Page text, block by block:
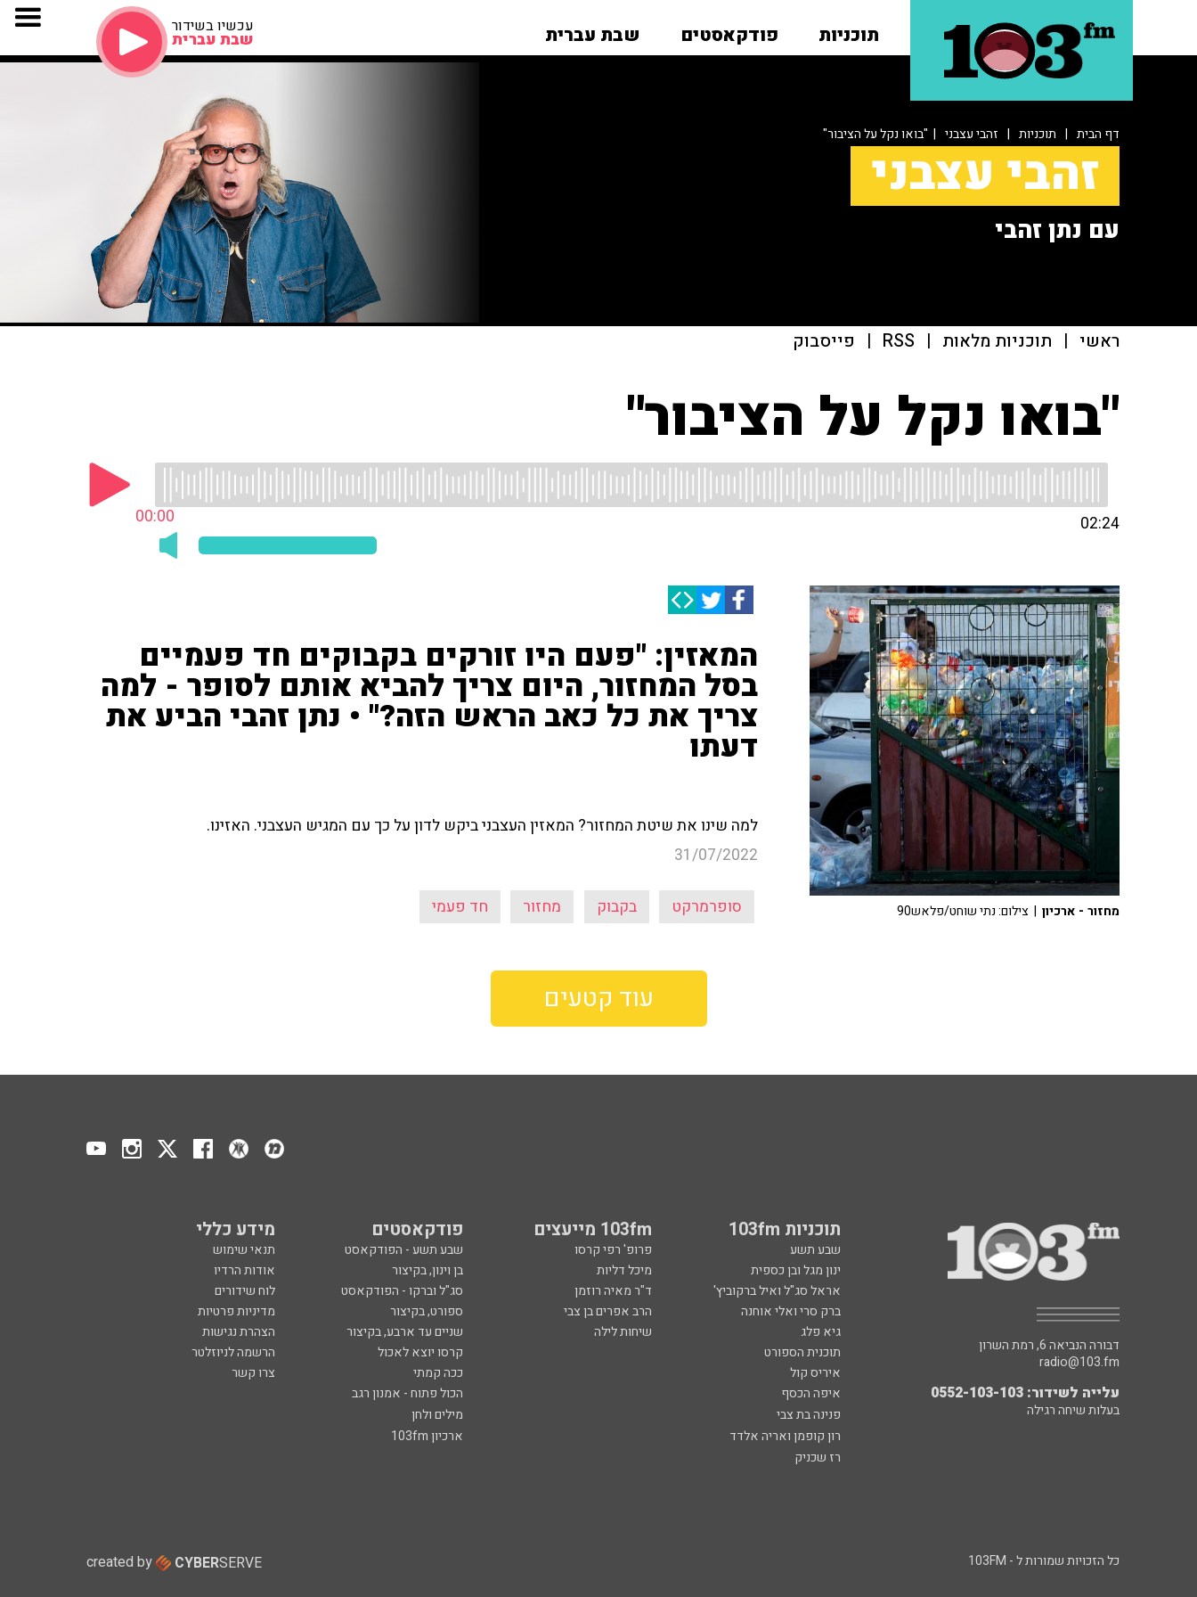
תוכניות פודקאסטים שבת עברית עכשיו בשידור
שבת עברית
דף הבית | תוכניות | זהבי עצבני | "בואו נקל על הציבור"
זהבי עצבני
עם נתן זהבי
ראשי | תוכניות מלאות |
RSS
| פייסבוק
"בואו נקל על הציבור"
00:00 02:24
המאזין: "פעם היו זורקים בקבוקים חד פעמיים
בסל המחזור, היום צריך להביא אותם לסופר - למה
צריך את כל כאב הראש הזה?" • נתן זהבי הביע את
דעתו
למה שינו את שיטת המחזור? המאזין העצבני ביקש לדון על כך עם המגיש העצבני. האזינו.
31/07/2022
סופרמרקט בקבוק מחזור חד פעמי מחזור - ארכיון | צילום: נתי שוחט/פלאש90
עוד קטעים
תוכניות 103fm 103fm מייעצים פודקאסטים מידע כללי
שבע תשע פרופ' רפי קרסו שבע תשע - הפודקאסט
תנאי שימוש
ינון מגל ובן כספית
מיכל דליות בן וינון, בקיצור
אודות הרדיו
אראל סג"ל ואיל ברקוביץ'
ד"ר מאיה רוזמן סג"ל וברקו - הפודקאסט
לוח שידורים
ברק סרי ואלי אוחנה
הרב אפרים בן צבי ספורט, בקיצור
מדיניות פרטיות
גיא פלג
שיחות לילה שניים עד ארבע, בקיצור
הצהרת נגישות
תוכנית הספורט
קרסו יוצא לאכול
הרשמה לניוזלטר
איריס קול
ככה קמתי
צרו קשר
איפה הכסף
הכול פתוח - אמנון רגב
פנינה בת צבי
מילים ולחן
רון קופמן ואריה אלדד
ארכיון 103fm
רז שכניק
דבורה הנביאה 6, רמת השרון
radio@103.fm
עלייה לשידור: 0552-103-103
בעלות שיחה רגילה
כל הזכויות שמורות ל - 103FM created by CYBERSERVE